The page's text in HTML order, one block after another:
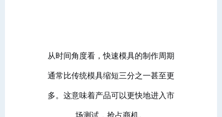
从时间角度看，快速模具的制作周期
通常比传统模具缩短三分之一甚至更
多。这意味着产品可以更快地进入市
场测试，抢占商机。